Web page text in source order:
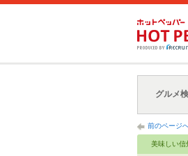
グルメ
前のページ
美味しい信